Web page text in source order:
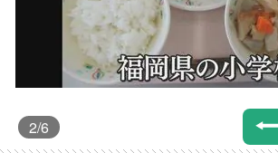
2/6